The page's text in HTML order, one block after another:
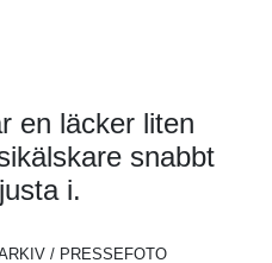
en läcker liten
snabbt
i.
/ PRESSEFOTO